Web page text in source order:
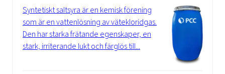
Syntetiskt saltsyra är en kemisk förening
som är en vattenlösning av vätekloridgas.
Den har starka frätande egenskaper, en
stark, irriterande lukt och färglös till...